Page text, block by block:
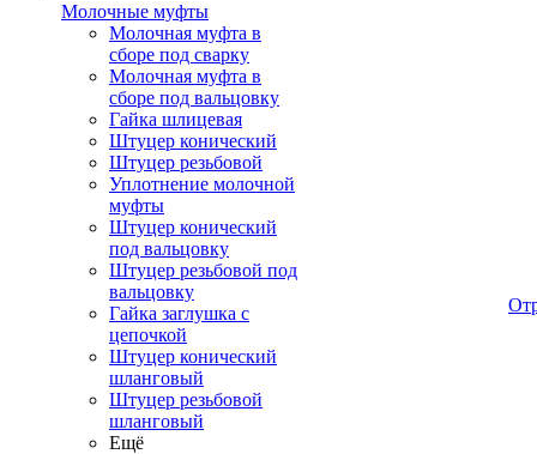
Молочные муфты
Молочная муфта в
сборе под сварку
Молочная муфта в
сборе под вальцовку
Гайка шлицевая
Штуцер конический
Штуцер резьбовой
Уплотнение молочной
муфты
Штуцер конический
под вальцовку
Штуцер резьбовой под
вальцовку
Гайка заглушка с
цепочкой
Штуцер конический
шланговый
Штуцер резьбовой
шланговый
Ещё